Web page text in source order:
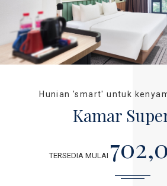
Hunian 'smart' untuk
Kamar
TERSEDIA MULAI